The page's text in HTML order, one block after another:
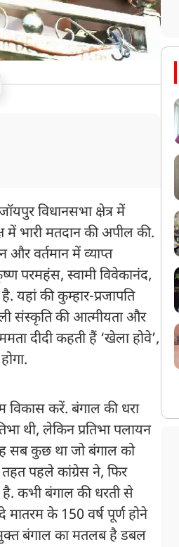
विधानसभा क्षेत्र में
में भारी मतदान की अपील की.
वर्तमान में व्याप्त
परमहंस, स्वामी विवेकानंद,
यहां की कुम्हार-प्रजापति
संस्कृति की आत्मीयता और
दीदी कहती हैं ‘खेला होवे’,
विकास करें. बंगाल की धरा
थी, लेकिन प्रतिभा पलायन
सब कुछ था जो बंगाल को
पहले कांग्रेस ने, फिर
है. कभी बंगाल की धरती से
के 150 वर्ष पूर्ण होने
मुक्त बंगाल का मतलब है डबल